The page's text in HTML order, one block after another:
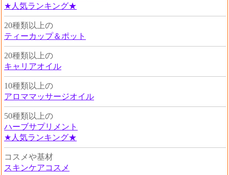
★人気ランキング★
20種類以上の
ティーカップ＆ポット
20種類以上の
キャリアオイル
10種類以上の
アロママッサージオイル
50種類以上の
ハーブサプリメント
★人気ランキング★
コスメや基材
スキンケアコスメ